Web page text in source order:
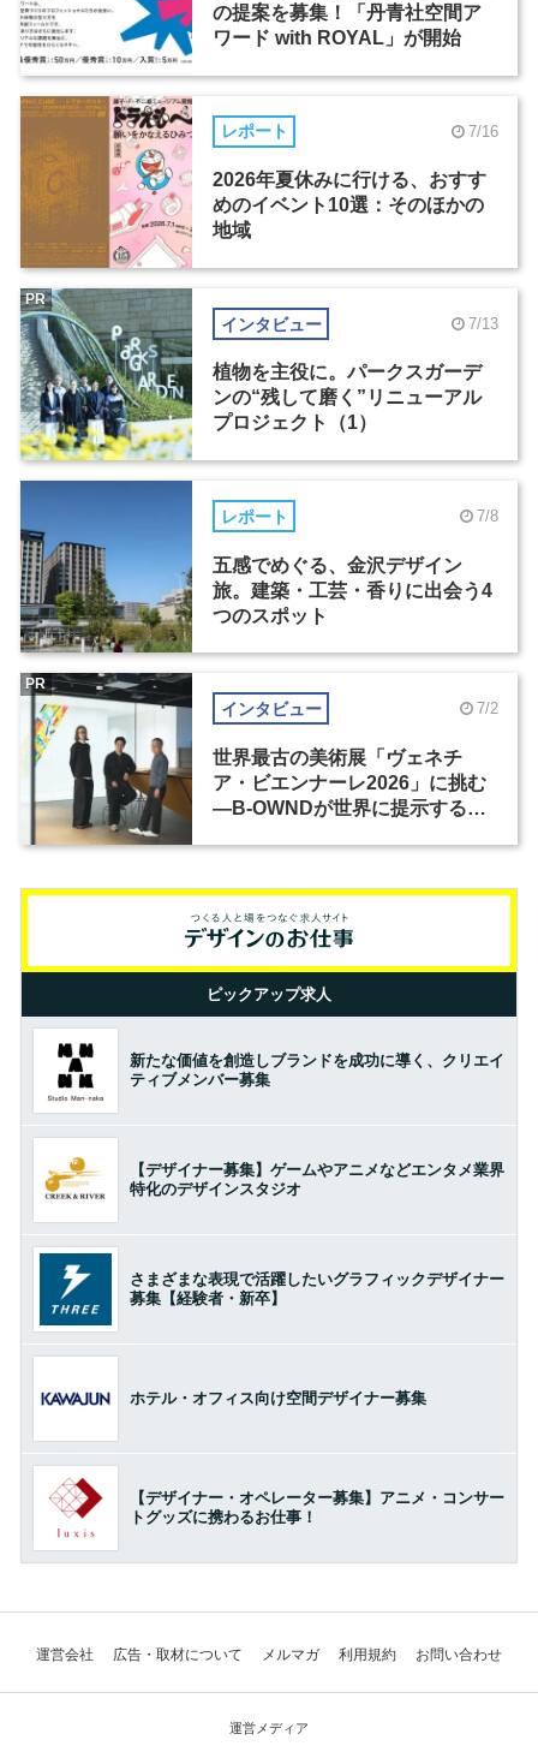
の提案を募集！「丹青社空間ア
ワード with ROYAL」が開始
レポート 7/16
2026年夏休みに行ける、おすす
めのイベント10選：そのほかの
地域
インタビュー 7/13
植物を主役に。パークスガーデ
ンの“残して磨く”リニューアル
プロジェクト（1）
PR
レポート 7/8
五感でめぐる、金沢デザイン
旅。建築・工芸・香りに出会う4
つのスポット
インタビュー 7/2
世界最古の美術展「ヴェネチ
ア・ビエンナーレ2026」に挑む
―B-OWNDが世界に提示する美
PR
ピックアップ求人
新たな価値を創造しブランドを成功に導く、クリエイ
ティブメンバー募集
【デザイナー募集】ゲームやアニメなどエンタメ業界
特化のデザインスタジオ
さまざまな表現で活躍したいグラフィックデザイナー
募集【経験者・新卒】
ホテル・オフィス向け空間デザイナー募集
【デザイナー・オペレーター募集】アニメ・コンサー
トグッズに携わるお仕事！
運営会社 広告・取材について メルマガ 利用規約 お問い合わせ
運営メディア